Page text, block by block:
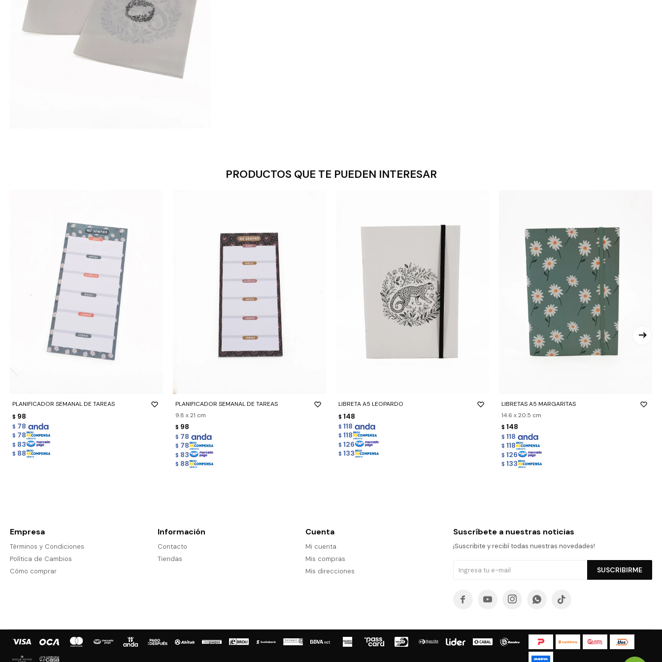
PRODUCTOS QUE TE PUEDEN INTERESAR
PLANIFICADOR SEMANAL DE TAREAS
$ 98
$ 78
$ 78
$ 83
$ 88
PLANIFICADOR SEMANAL DE TAREAS
9.8 x 21 cm
$ 98
$ 78
$ 78
$ 83
$ 88
LIBRETA A5 LEOPARDO
$ 148
$ 118
$ 118
$ 126
$ 133
LIBRETAS A5 MARGARITAS
14.6 x 20.5 cm
$ 148
$ 118
$ 118
$ 126
$ 133
Empresa
Términos y Condiciones
Política de Cambios
Cómo comprar
Información
Contacto
Tiendas
Cuenta
Mi cuenta
Mis compras
Mis direcciones
Suscríbete a nuestras noticias
¡Suscribite y recibí todas nuestras novedades!
SUSCRIBIRME
    